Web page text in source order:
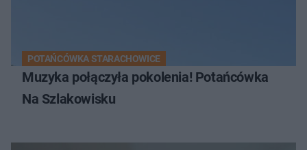
POTAŃCÓWKA STARACHOWICE
Muzyka połączyła pokolenia! Potańcówka
Na Szlakowisku